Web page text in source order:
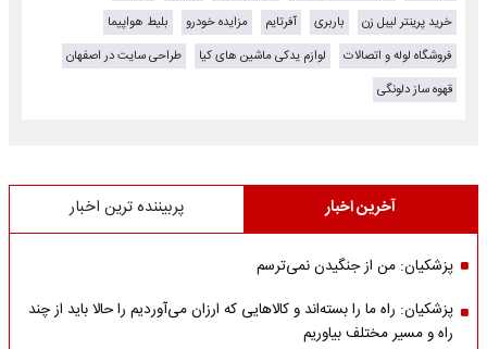
خرید پرینتر لیبل زن
باربری آفرتایم مزایده خودرو
بلیط هواپیما
فروشگاه لوله و اتصالات
لوازم یدکی ماشین های کیا
طراحی سایت در اصفهان
قهوه ساز دلونگی
آخرین اخبار پربیننده ترین اخبار
پزشکیان: من از جنگیدن نمی‌ترسم
پزشکیان: راه ما را بسته‌اند و کالاهایی که ارزان می‌آوردیم را حالا باید از چند
راه و مسیر مختلف بیاوریم